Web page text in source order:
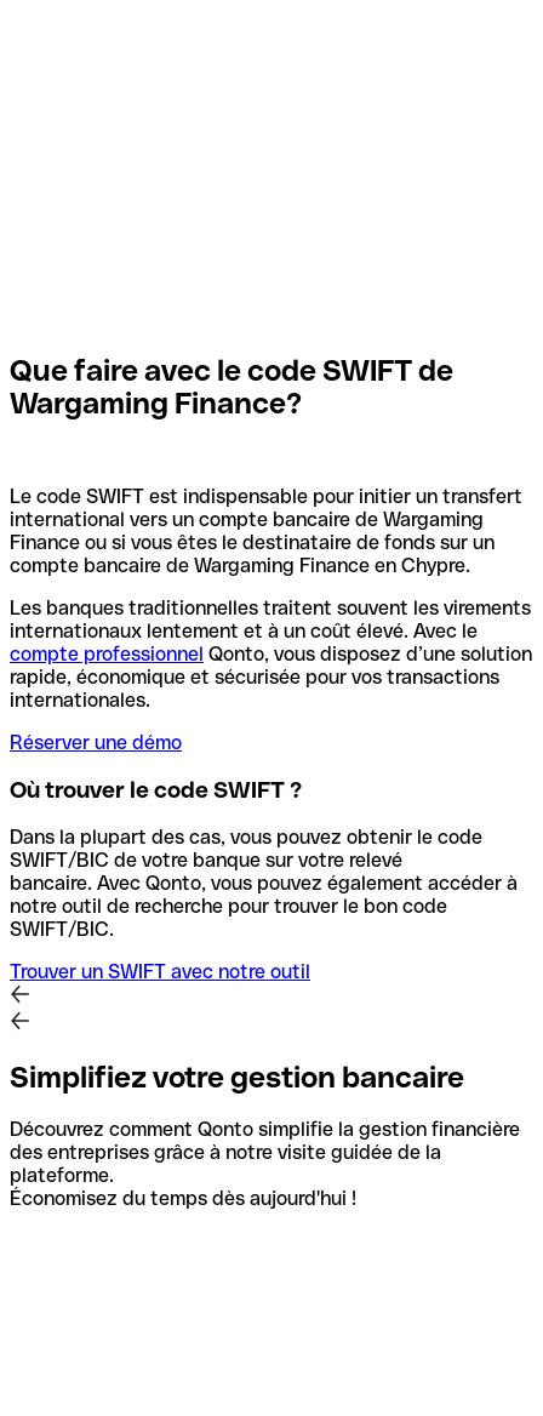
Que faire avec le code SWIFT de
Wargaming Finance?
Le code SWIFT est indispensable pour initier un transfert
international vers un compte bancaire de Wargaming
Finance ou si vous êtes le destinataire de fonds sur un
compte bancaire de Wargaming Finance en Chypre.
Les banques traditionnelles traitent souvent les virements
internationaux lentement et à un coût élevé. Avec le
compte professionnel Qonto, vous disposez d’une solution
rapide, économique et sécurisée pour vos transactions
internationales.
Réserver une démo
Où trouver le code SWIFT ?
Dans la plupart des cas, vous pouvez obtenir le code
SWIFT/BIC de votre banque sur votre relevé
bancaire. Avec Qonto, vous pouvez également accéder à
notre outil de recherche pour trouver le bon code
SWIFT/BIC.
Trouver un SWIFT avec notre outil
Simplifiez votre gestion bancaire
Découvrez comment Qonto simplifie la gestion financière
des entreprises grâce à notre visite guidée de la
plateforme.
Économisez du temps dès aujourd'hui !